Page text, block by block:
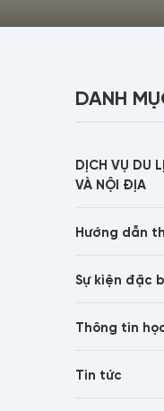
DANH
DỊCH VỤ DU
VÀ NỘI ĐỊA
Hướng dẫn
Sự kiện đặc
Thông tin
Tin tức